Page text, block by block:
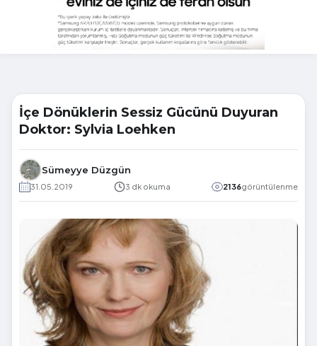
İçe Dönüklerin Sessiz Gücünü Duyuran
Doktor: Sylvia Loehken
Sümeyye Düzgün
31.05.2019 3 dk okuma 2136görüntülenme